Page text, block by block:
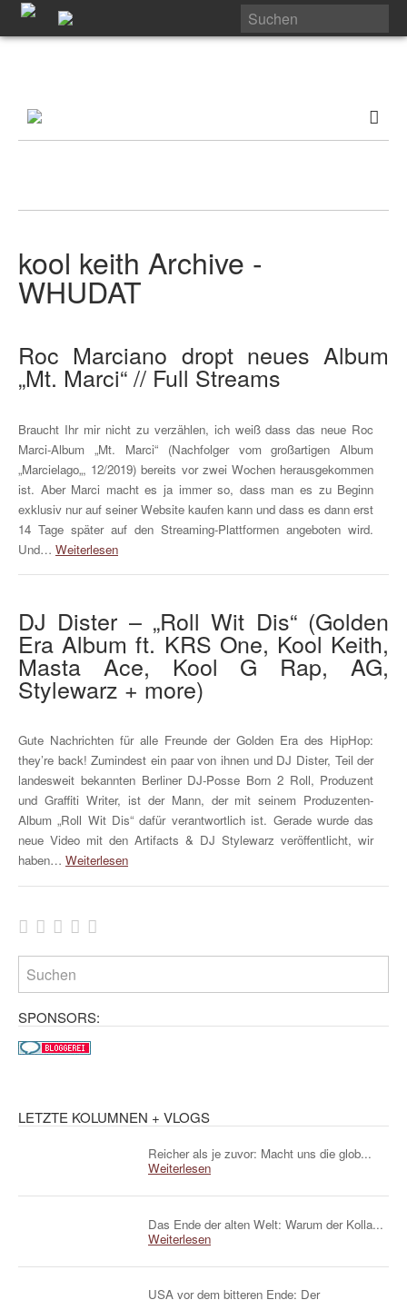
kool keith Archive -
WHUDAT
Roc Marciano dropt neues Album
„Mt. Marci“ // Full Streams
Braucht Ihr mir nicht zu verzählen, ich weiß dass das neue Roc
Marci-Album „Mt. Marci“ (Nachfolger vom großartigen Album
„Marcielago„, 12/2019) bereits vor zwei Wochen herausgekommen
ist. Aber Marci macht es ja immer so, dass man es zu Beginn
exklusiv nur auf seiner Website kaufen kann und dass es dann erst
14 Tage später auf den Streaming-Plattformen angeboten wird.
Und… Weiterlesen
DJ Dister – „Roll Wit Dis“ (Golden
Era Album ft. KRS One, Kool Keith,
Masta Ace, Kool G Rap, AG,
Stylewarz + more)
Gute Nachrichten für alle Freunde der Golden Era des HipHop:
they’re back! Zumindest ein paar von ihnen und DJ Dister, Teil der
landesweit bekannten Berliner DJ-Posse Born 2 Roll, Produzent
und Graffiti Writer, ist der Mann, der mit seinem Produzenten-
Album „Roll Wit Dis“ dafür verantwortlich ist. Gerade wurde das
neue Video mit den Artifacts & DJ Stylewarz veröffentlicht, wir
haben… Weiterlesen
SPONSORS:
LETZTE KOLUMNEN + VLOGS
Reicher als je zuvor: Macht uns die glob...
Weiterlesen
Das Ende der alten Welt: Warum der Kolla...
Weiterlesen
USA vor dem bitteren Ende: Der